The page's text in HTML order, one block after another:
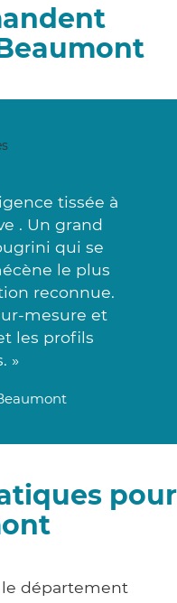
tissée à
. Un grand
qui se
le plus
reconnue.
mesure et
les profils
»
pour
département